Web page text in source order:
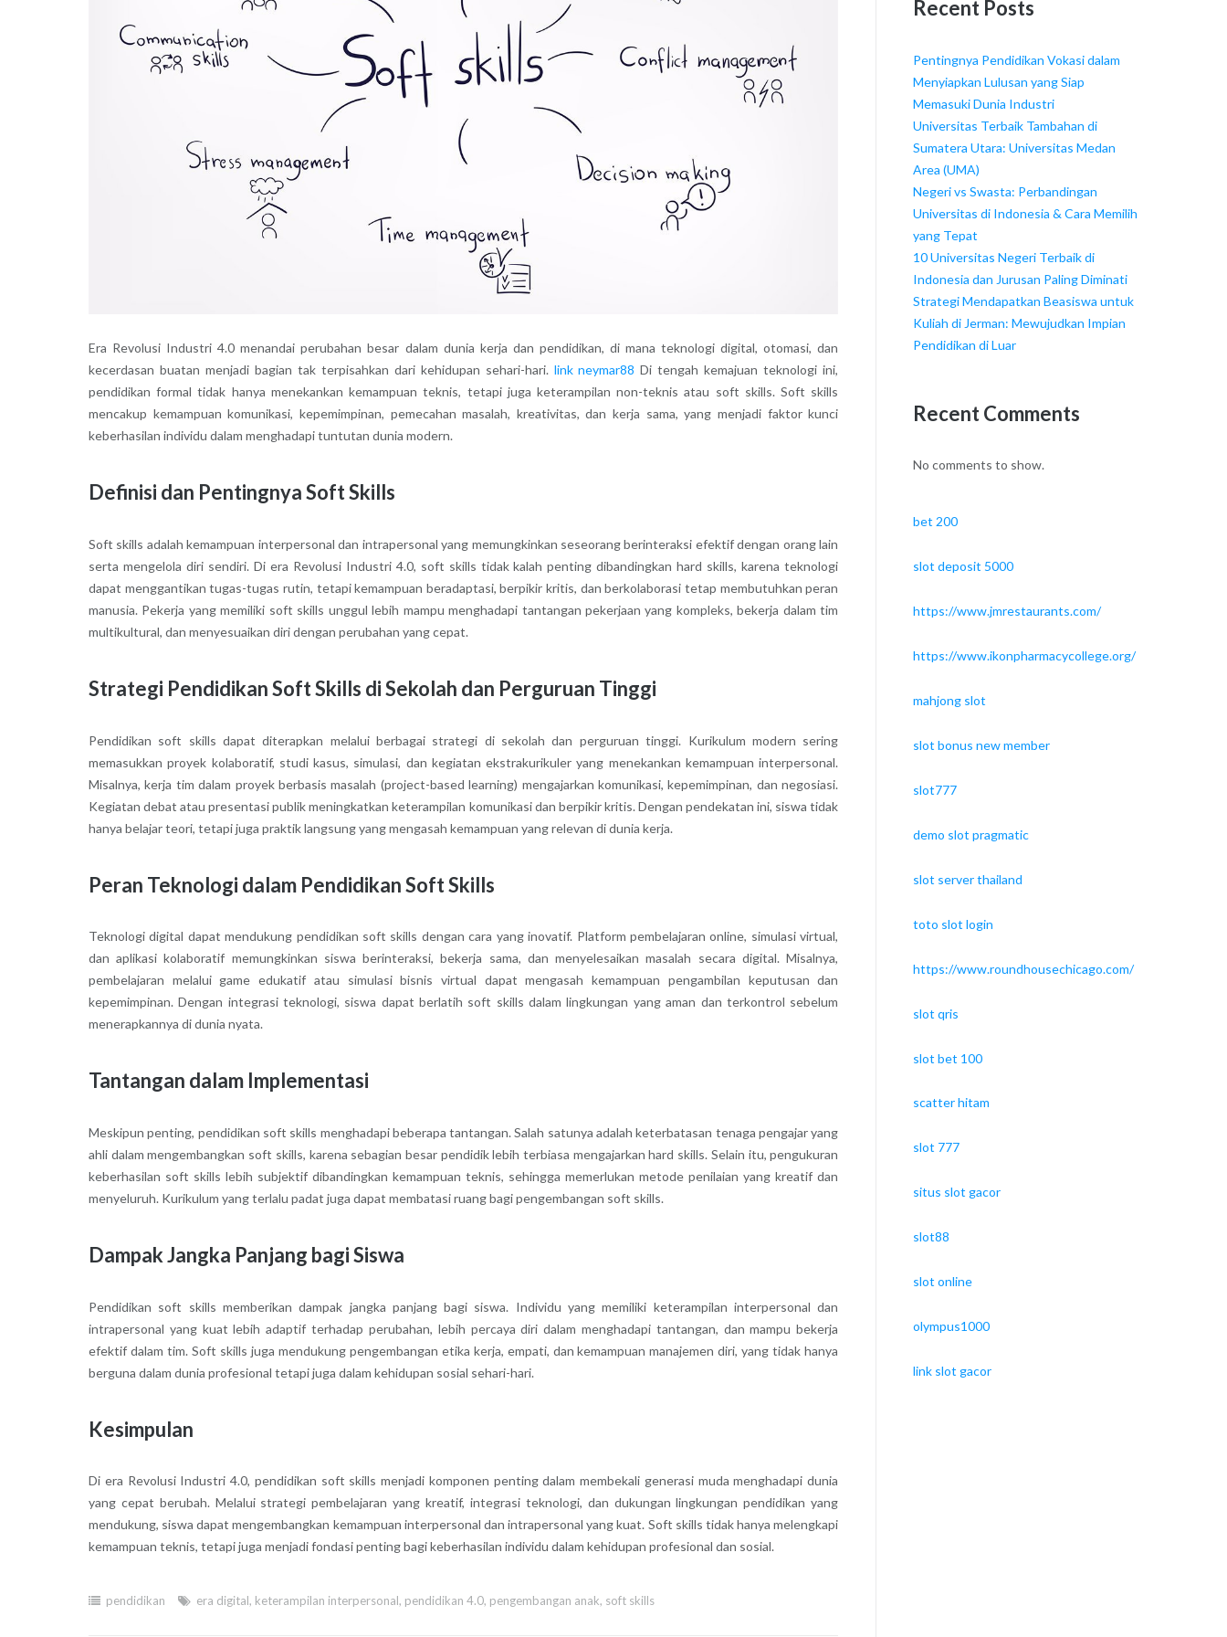
Era Revolusi Industri 4.0 menandai perubahan besar dalam dunia kerja dan pendidikan, di mana teknologi digital, otomasi, dan
kecerdasan buatan menjadi bagian tak terpisahkan dari kehidupan sehari-hari. link neymar88 Di tengah kemajuan teknologi ini,
pendidikan formal tidak hanya menekankan kemampuan teknis, tetapi juga keterampilan non-teknis atau soft skills. Soft skills
mencakup kemampuan komunikasi, kepemimpinan, pemecahan masalah, kreativitas, dan kerja sama, yang menjadi faktor kunci
keberhasilan individu dalam menghadapi tuntutan dunia modern.
Definisi dan Pentingnya Soft Skills
Soft skills adalah kemampuan interpersonal dan intrapersonal yang memungkinkan seseorang berinteraksi efektif dengan orang lain
serta mengelola diri sendiri. Di era Revolusi Industri 4.0, soft skills tidak kalah penting dibandingkan hard skills, karena teknologi
dapat menggantikan tugas-tugas rutin, tetapi kemampuan beradaptasi, berpikir kritis, dan berkolaborasi tetap membutuhkan peran
manusia. Pekerja yang memiliki soft skills unggul lebih mampu menghadapi tantangan pekerjaan yang kompleks, bekerja dalam tim
multikultural, dan menyesuaikan diri dengan perubahan yang cepat.
Strategi Pendidikan Soft Skills di Sekolah dan Perguruan Tinggi
Pendidikan soft skills dapat diterapkan melalui berbagai strategi di sekolah dan perguruan tinggi. Kurikulum modern sering
memasukkan proyek kolaboratif, studi kasus, simulasi, dan kegiatan ekstrakurikuler yang menekankan kemampuan interpersonal.
Misalnya, kerja tim dalam proyek berbasis masalah (project-based learning) mengajarkan komunikasi, kepemimpinan, dan negosiasi.
Kegiatan debat atau presentasi publik meningkatkan keterampilan komunikasi dan berpikir kritis. Dengan pendekatan ini, siswa tidak
hanya belajar teori, tetapi juga praktik langsung yang mengasah kemampuan yang relevan di dunia kerja.
Peran Teknologi dalam Pendidikan Soft Skills
Teknologi digital dapat mendukung pendidikan soft skills dengan cara yang inovatif. Platform pembelajaran online, simulasi virtual,
dan aplikasi kolaboratif memungkinkan siswa berinteraksi, bekerja sama, dan menyelesaikan masalah secara digital. Misalnya,
pembelajaran melalui game edukatif atau simulasi bisnis virtual dapat mengasah kemampuan pengambilan keputusan dan
kepemimpinan. Dengan integrasi teknologi, siswa dapat berlatih soft skills dalam lingkungan yang aman dan terkontrol sebelum
menerapkannya di dunia nyata.
Tantangan dalam Implementasi
Meskipun penting, pendidikan soft skills menghadapi beberapa tantangan. Salah satunya adalah keterbatasan tenaga pengajar yang
ahli dalam mengembangkan soft skills, karena sebagian besar pendidik lebih terbiasa mengajarkan hard skills. Selain itu, pengukuran
keberhasilan soft skills lebih subjektif dibandingkan kemampuan teknis, sehingga memerlukan metode penilaian yang kreatif dan
menyeluruh. Kurikulum yang terlalu padat juga dapat membatasi ruang bagi pengembangan soft skills.
Dampak Jangka Panjang bagi Siswa
Pendidikan soft skills memberikan dampak jangka panjang bagi siswa. Individu yang memiliki keterampilan interpersonal dan
intrapersonal yang kuat lebih adaptif terhadap perubahan, lebih percaya diri dalam menghadapi tantangan, dan mampu bekerja
efektif dalam tim. Soft skills juga mendukung pengembangan etika kerja, empati, dan kemampuan manajemen diri, yang tidak hanya
berguna dalam dunia profesional tetapi juga dalam kehidupan sosial sehari-hari.
Kesimpulan
Di era Revolusi Industri 4.0, pendidikan soft skills menjadi komponen penting dalam membekali generasi muda menghadapi dunia
yang cepat berubah. Melalui strategi pembelajaran yang kreatif, integrasi teknologi, dan dukungan lingkungan pendidikan yang
mendukung, siswa dapat mengembangkan kemampuan interpersonal dan intrapersonal yang kuat. Soft skills tidak hanya melengkapi
kemampuan teknis, tetapi juga menjadi fondasi penting bagi keberhasilan individu dalam kehidupan profesional dan sosial.
pendidikan era digital, keterampilan interpersonal, pendidikan 4.0, pengembangan anak, soft skills
Recent Posts
Pentingnya Pendidikan Vokasi dalam
Menyiapkan Lulusan yang Siap
Memasuki Dunia Industri
Universitas Terbaik Tambahan di
Sumatera Utara: Universitas Medan
Area (UMA)
Negeri vs Swasta: Perbandingan
Universitas di Indonesia & Cara Memilih
yang Tepat
10 Universitas Negeri Terbaik di
Indonesia dan Jurusan Paling Diminati
Strategi Mendapatkan Beasiswa untuk
Kuliah di Jerman: Mewujudkan Impian
Pendidikan di Luar
Recent Comments
No comments to show.
bet 200
slot deposit 5000
https://www.jmrestaurants.com/
https://www.ikonpharmacycollege.org/
mahjong slot
slot bonus new member
slot777
demo slot pragmatic
slot server thailand
toto slot login
https://www.roundhousechicago.com/
slot qris
slot bet 100
scatter hitam
slot 777
situs slot gacor
slot88
slot online
olympus1000
link slot gacor